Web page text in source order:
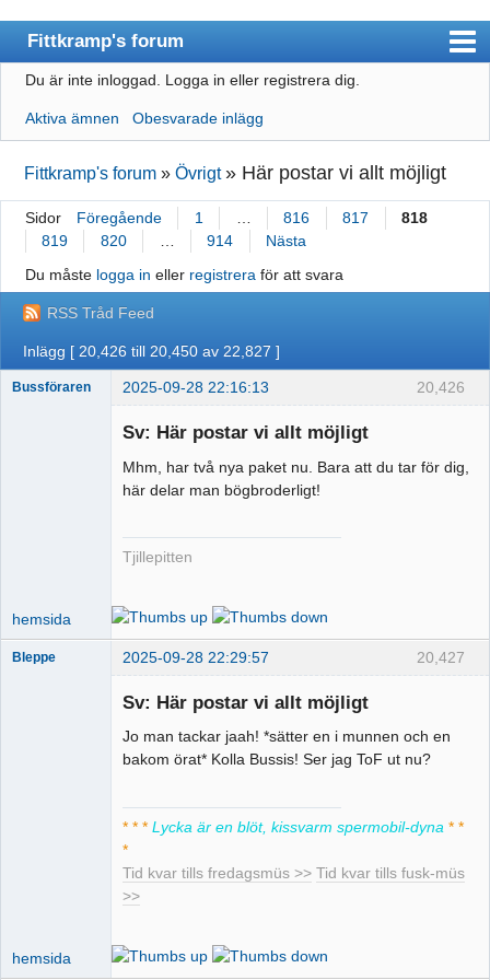
Fittkramp's forum
Dagens Ord
Index
Användarlista
Regler
Sök
Registrera
Logga in
Föreslå ord
Du är inte inloggad. Logga in eller registrera dig.
Aktiva ämnen Obesvarade inlägg
Fittkramp's forum »Övrigt » Här postar vi allt möjligt
Sidor Föregående 1 816 817
818
819
820 914
Nästa
Du måste logga in eller registrera för att svara
RSS Tråd Feed
Inlägg [ 20,426 till 20,450 av 22,827 ]
20,426
Bussföraren 2025-09-28 22:16:13
Sv: Här postar vi allt möjligt
Mhm, har två nya paket nu. Bara att du tar för dig,
här delar man bögbroderligt!
Tjillepitten
hemsida
20,427
Bleppe 2025-09-28 22:29:57
Sv: Här postar vi allt möjligt
Jo man tackar jaah! *sätter en i munnen och en
bakom örat* Kolla Bussis! Ser jag ToF ut nu?
* * * Lycka är en blöt, kissvarm spermobil-dyna * *
*
Tid kvar tills fredagsmüs >> Tid kvar tills fusk-müs
>>
hemsida